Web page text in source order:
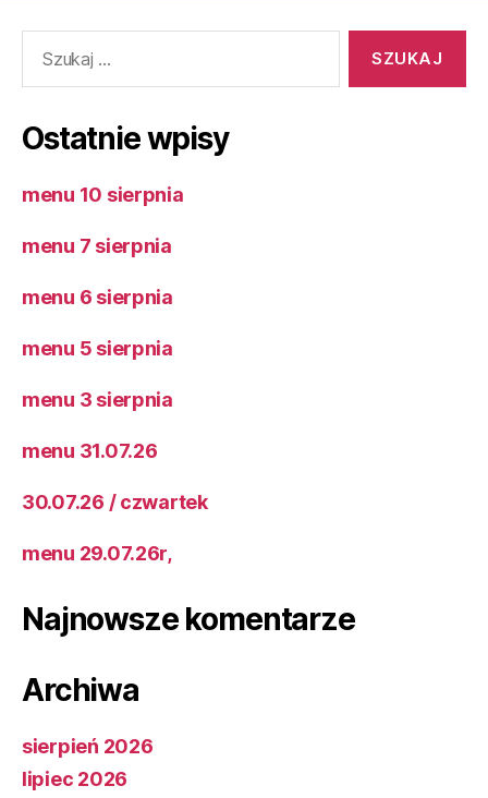
Ostatnie wpisy
menu 10 sierpnia
menu 7 sierpnia
menu 6 sierpnia
menu 5 sierpnia
menu 3 sierpnia
menu 31.07.26
30.07.26 / czwartek
menu 29.07.26r,
Najnowsze komentarze
Archiwa
sierpień 2026
lipiec 2026